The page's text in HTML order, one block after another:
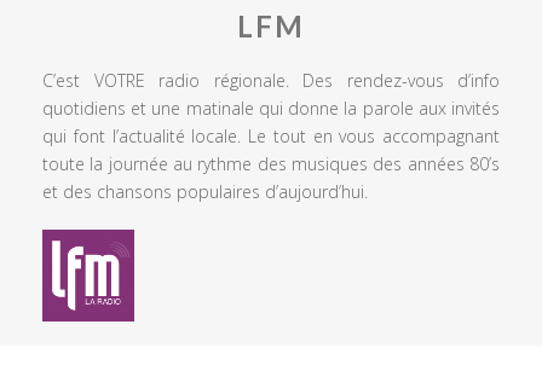
LFM
C’est VOTRE radio régionale. Des rendez-vous d’info
quotidiens et une matinale qui donne la parole aux invités
qui font l’actualité locale. Le tout en vous accompagnant
toute la journée au rythme des musiques des années 80’s
et des chansons populaires d’aujourd’hui.